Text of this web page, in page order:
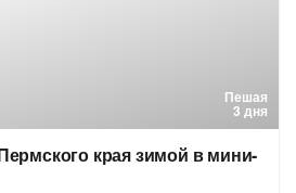
Пешая
3 дня
края зимой в мини-